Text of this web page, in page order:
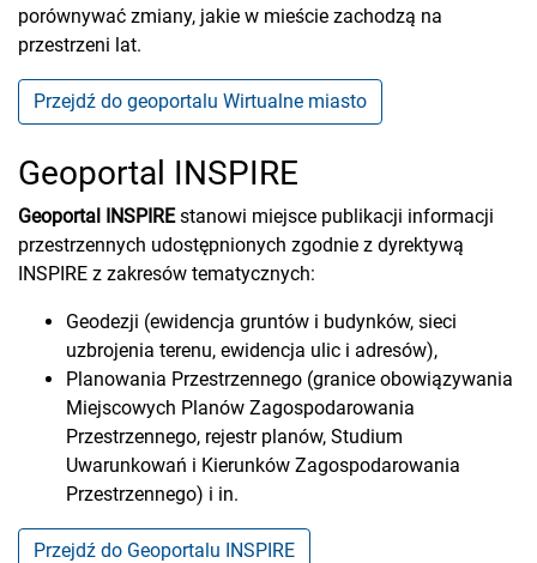
porównywać zmiany, jakie w mieście zachodzą na
przestrzeni lat.
Przejdź do geoportalu Wirtualne miasto
Geoportal INSPIRE
Geoportal INSPIREstanowi miejsce publikacji informacji
przestrzennych udostępnionych zgodnie z dyrektywą
INSPIRE z zakresów tematycznych:
Geodezji (ewidencja gruntów i budynków, sieci
uzbrojenia terenu, ewidencja ulic i adresów),
Planowania Przestrzennego (granice obowiązywania
Miejscowych Planów Zagospodarowania
Przestrzennego, rejestr planów, Studium
Uwarunkowań i Kierunków Zagospodarowania
Przestrzennego) i in.
Przejdź do Geoportalu INSPIRE